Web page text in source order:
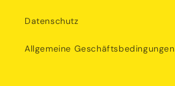
Datenschutz
Allgemeine Geschäftsbedingungen